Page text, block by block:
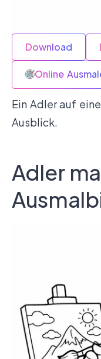
Download
Online
Ein Adler auf
Ausblick.
Adler